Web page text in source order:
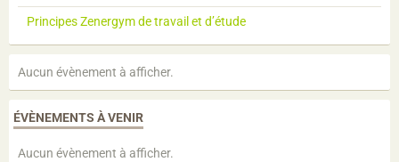
Principes Zenergym de travail et d’étude
Aucun évènement à afficher.
ÉVÈNEMENTS À VENIR
Aucun évènement à afficher.